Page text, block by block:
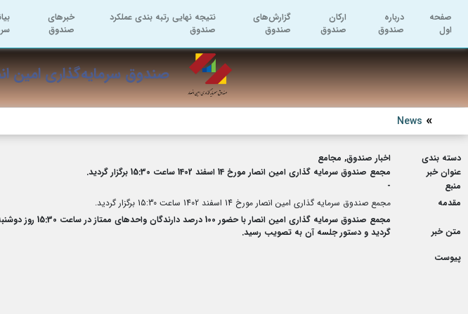
صفحه
اول
درباره
صندوق
ارکان
صندوق
گزارش‌های
صندوق
نتیجه نهایی رتبه بندی عملکرد
صندوق
خبرهای
صندوق
صندوق سرمایه‌گذاری امین
News
دسته بندی
اخبار صندوق, مجامع
عنوان خبر
مجمع صندوق سرمایه گذاری امین انصار مورخ 14 اسفند 1402 ساعت 15:30 برگزار گردید.
منبع
-
مقدمه
مجمع صندوق سرمایه گذاری امین انصار مورخ 14 اسفند 1402 ساعت 15:30 برگزار گردید.
متن خبر
گردید و دستور جلسه آن به تصویب رسید.
پیوست